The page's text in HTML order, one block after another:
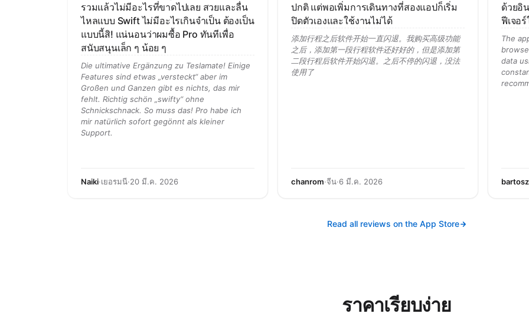
รวมแล้วไม่มีอะไรที่ขาดไปเลย สวยและลื่น
ไหลแบบ Swift ไม่มีอะไรเกินจำเป็น ต้องเป็น
แบบนี้สิ! แน่นอนว่าผมซื้อ Pro ทันทีเพื่อ
สนับสนุนเล็ก ๆ น้อย ๆ
Die ultimative Ergänzung zu Teslamate! Einige
Features sind etwas „versteckt“ aber im
Großen und Ganzen gibt es nichts, das mir
fehlt. Richtig schön „swifty“ ohne
Schnickschnack. So muss das! Pro habe ich
mir natürlich sofort gegönnt als kleiner
Support.
Naiki·เยอรมนี·20 มี.ค. 2026
ปกติ แต่พอเพิ่มการเดินทางที่สองแอปก็เริ่ม
ปิดตัวเองและใช้งานไม่ได้
添加行程之后软件开始一直闪退。我购买高级功能
之后，添加第一段行程软件还好好的，但是添加第
二段行程后软件开始闪退。之后不停的闪退，没法
使用了
chanrom·จีน·6 มี.ค. 2026
ด้วยอิ
ฟีเจอ
The
data
Read all reviews on the App Store
ราคาเรียบง่าย